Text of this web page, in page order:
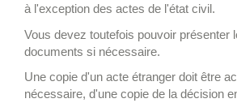
à l'exception des actes de l'état civil.
Vous devez toutefois pouvoir présenter
documents si nécessaire.
Une copie d'un acte étranger doit être
nécessaire, d'une copie de la décision